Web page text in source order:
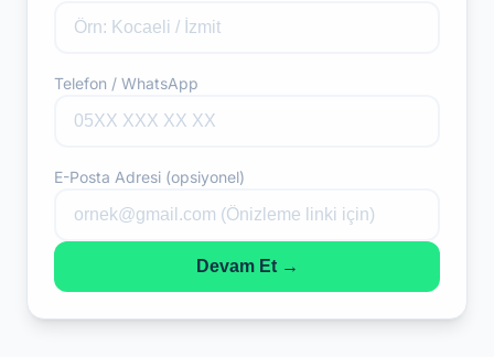
Telefon / WhatsApp
E-Posta Adresi (opsiyonel)
Devam Et →